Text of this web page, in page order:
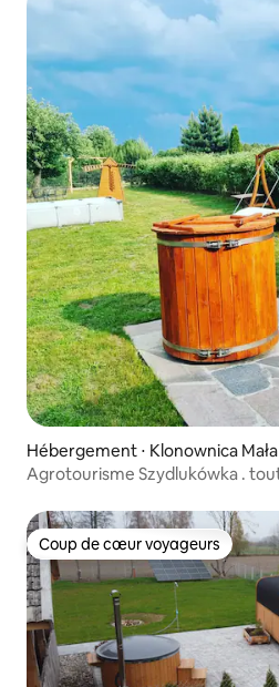
Hébergement ⋅ Klonownica Mała
Agrotourisme Szydlukówka . toute l'année. Maison en
Coup de cœur voyageurs
Coup de cœur voyageurs